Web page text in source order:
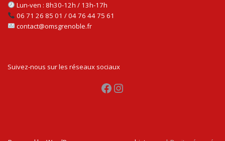
Lun-ven : 8h30-12h / 13h-17h
06 71 26 85 01 / 04 76 44 75 61
contact@omsgrenoble.fr
Suivez-nous sur les réseaux sociaux
Facebook Instagram